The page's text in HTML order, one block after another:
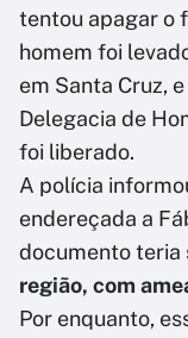
tentou apagar o
homem foi
em Santa Cruz,
Delegacia de
foi liberado.
A polícia
endereçada a
documento teria
região, com
Por enquanto,